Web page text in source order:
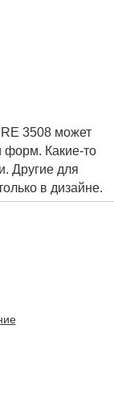
3508 может
форм. Какие-то
Другие для
в дизайне.